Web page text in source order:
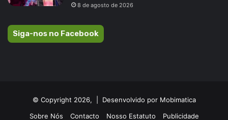
8 de agosto de 2026
Siga-nos no Facebook
© Copyright 2026, | Desenvolvido por Mobimatica
Sobre Nós
Contacto Nosso Estatuto
Publicidade